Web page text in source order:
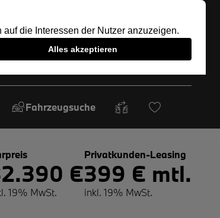
Fahrzeugsuche
€
19% MwSt.
Privatkunden-Leasing
399 € mtl.
inkl. 19% MwSt.